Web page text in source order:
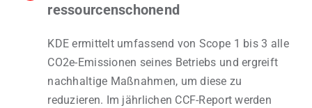
ressourcenschonend
KDE ermittelt umfassend von Scope 1 bis 3 alle
CO2e-Emissionen seines Betriebs und ergreift
nachhaltige Maßnahmen, um diese zu
reduzieren. Im jährlichen CCF-Report werden